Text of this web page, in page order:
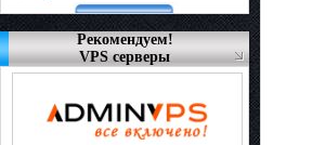
Рекомендуем!
VPS серверы